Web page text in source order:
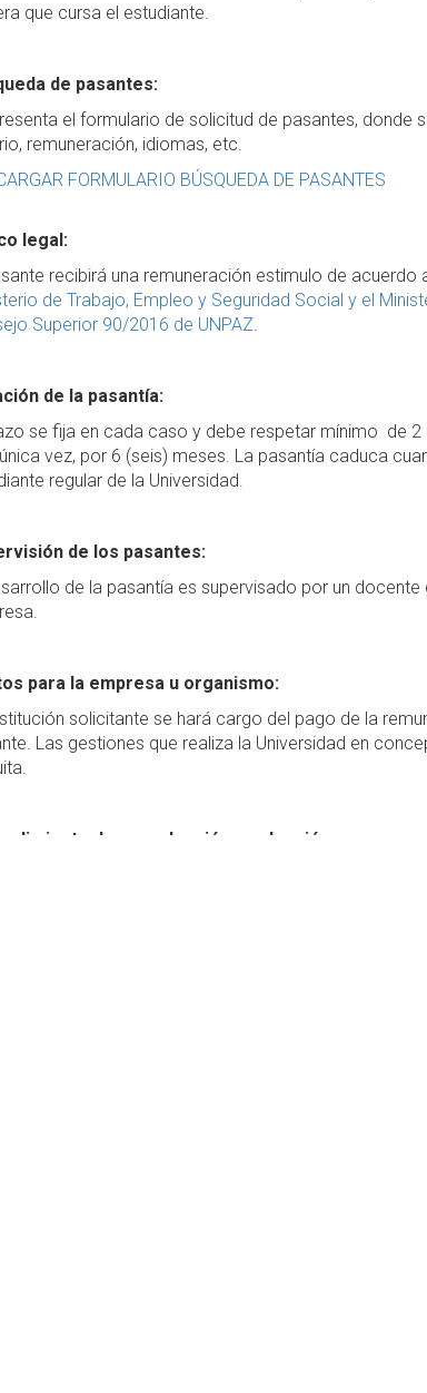
que cursa el estudiante.
de pasantes:
el formulario de solicitud de pasantes, donde
remuneración, idiomas, etc.
FORMULARIO BÚSQUEDA DE PASANTES
legal:
recibirá una remuneración estimulo de acuerdo
de Trabajo, Empleo y Seguridad Social y el
Superior 90/2016 de UNPAZ
de la pasantía:
se fija en cada caso y debe respetar mínimo de
vez, por 6 (seis) meses. La pasantía caduca
regular de la Universidad.
de los pasantes:
de la pasantía es supervisado por un
para la empresa u organismo:
solicitante se hará cargo del pago de la
Las gestiones que realiza la Universidad en
de preselección y selección: